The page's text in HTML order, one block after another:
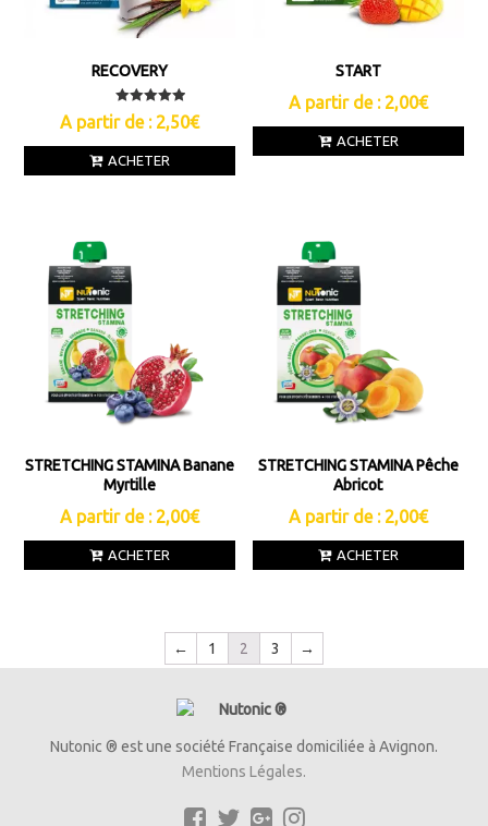
RECOVERY
Note
5.00
A partir de : 2,50€
ACHETER
START
A partir de : 2,00€
ACHETER
STRETCHING STAMINA Banane
Myrtille
A partir de : 2,00€
ACHETER
STRETCHING STAMINA Pêche
Abricot
A partir de : 2,00€
ACHETER
← 1 2 3 →
Nutonic ® est une société Française domiciliée à Avignon.
Mentions Légales.